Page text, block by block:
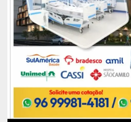
Andrea Guedes.
É importante que a mulher
está só, que existe uma rede
preparada para atendê-la. O
acessível pelo canal da
YouTube.
Autoridades